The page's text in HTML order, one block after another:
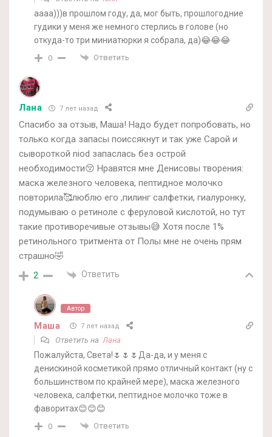
аааа)))в прошлом году, да, мог быть, прошлогодние
гудики у меня же немного стерлись в голове (но
откуда-то три миниатюрки я собрала, да)😂😂😂
0 Ответить
Лана 7 лет назад
Спасибо за отзыв, Маша! Надо будет попробовать, но
только когда запасы поиссякнут и так уже Сарой и
сывороткой niod запаслась без острой
необходимости😚 Нравятся мне Денисовы творения:
маска железного человека, пептидное молочко
повторила🥰люблю его ,пилинг салфетки, гиалуронку,
подумываю о ретиноле с феруловой кислотой, но тут
такие противоречивые отзывы😅 Хотя после 1%
ретинольного тритмента от Полы мне не очень прям
страшно🤣
2 Ответить
Автор
Маша 7 лет назад
Ответить на Лана
Пожалуйста, Света!🌷🌷🌷Да-да, и у меня с
денискиной косметикой прямо отличный контакт (ну с
большинством по крайней мере), маска железного
человека, салфетки, пептидное молочко тоже в
фаворитах😊😊😊
0 Ответить